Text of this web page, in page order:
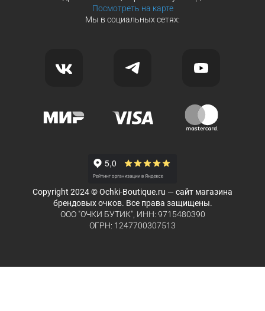
Посмотреть на карте
Мы в социальных сетях:
Copyright 2024 © Ochki-Boutique.ru — сайт магазина
брендовых очков. Все права защищены.
ООО "ОЧКИ БУТИК", ИНН: 9715480390
ОГРН: 1247700307513